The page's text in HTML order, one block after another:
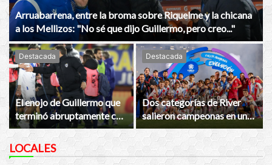
Arruabarrena, entre la broma sobre Riquelme y la chicana
a los Mellizos: "No sé que dijo Guillermo, pero creo..."
Destacada
El enojo de Guillermo que
terminó abruptamente con
la conferencia: "¿Querés
que me vaya? Me voy"
Destacada
Dos categorías de River
salieron campeonas en un
torneo de Conmebol
LOCALES